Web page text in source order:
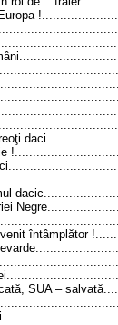
întâmplător
SUA –